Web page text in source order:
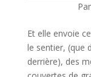
Et elle envoie
le sentier, (que
derrière), des